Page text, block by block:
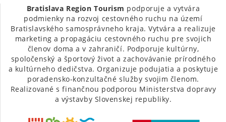
Bratislava Region Tourism podporuje a vytvára
podmienky na rozvoj cestovného ruchu na území
Bratislavského samosprávneho kraja. Vytvára a realizuje
marketing a propagáciu cestovného ruchu pre svojich
členov doma a v zahraničí. Podporuje kultúrny,
spoločenský a športový život a zachovávanie prírodného
a kultúrneho dedičstva. Organizuje podujatia a poskytuje
poradensko-konzultačné služby svojim členom.
Realizované s finančnou podporou Ministerstva dopravy
a výstavby Slovenskej republiky.